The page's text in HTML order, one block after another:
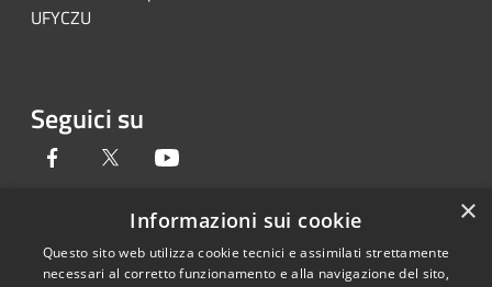
UFYCZU
Seguici su
Facebook Twitter
RSS
Copyright © 2026 • Provincia di
×
Informazioni sui cookie
Questo sito web utilizza cookie tecnici e assimilati strettamente
necessari al corretto funzionamento e alla navigazione del sito,